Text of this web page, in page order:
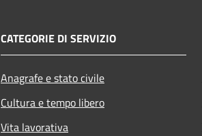
CATEGORIE DI SERVIZIO
Anagrafe e stato civile
Cultura e tempo libero
Vita lavorativa